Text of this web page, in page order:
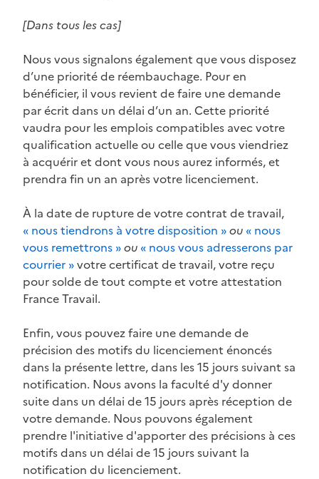
[Dans tous les cas]
Nous vous signalons également que vous disposez
d’une priorité de réembauchage. Pour en
bénéficier, il vous revient de faire une demande
par écrit dans un délai d’un an. Cette priorité
vaudra pour les emplois compatibles avec votre
qualification actuelle ou celle que vous viendriez
à acquérir et dont vous nous aurez informés, et
prendra fin un an après votre licenciement.
À la date de rupture de votre contrat de travail,
« nous tiendrons à votre disposition »ou « nous
vous remettrons »ou « nous vous adresserons par
courrier »votre certificat de travail, votre reçu
pour solde de tout compte et votre attestation
France Travail.
Enfin, vous pouvez faire une demande de
précision des motifs du licenciement énoncés
dans la présente lettre, dans les 15 jours suivant sa
notification. Nous avons la faculté d'y donner
suite dans un délai de 15 jours après réception de
votre demande. Nous pouvons également
prendre l'initiative d'apporter des précisions à ces
motifs dans un délai de 15 jours suivant la
notification du licenciement.